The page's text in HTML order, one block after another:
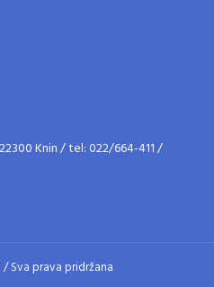
Knin / tel: 022/664-411 /
Sva prava pridržana